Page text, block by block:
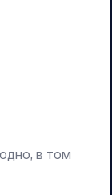
в том